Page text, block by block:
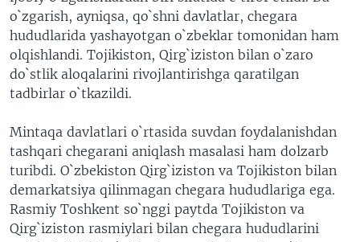
o`zgarish, ayniqsa, qo`shni davlatlar, chegara
hududlarida yashayotgan o`zbeklar tomonidan ham
olqishlandi. Tojikiston, Qirg`iziston bilan o`zaro
do`stlik aloqalarini rivojlantirishga qaratilgan
tadbirlar o`tkazildi.
Mintaqa davlatlari o`rtasida suvdan foydalanishdan
tashqari chegarani aniqlash masalasi ham dolzarb
turibdi. O`zbekiston Qirg`iziston va Tojikiston bilan
demarkatsiya qilinmagan chegara hududlariga ega.
Rasmiy Toshkent so`nggi paytda Tojikiston va
Qirg`iziston rasmiylari bilan chegara hududlarini